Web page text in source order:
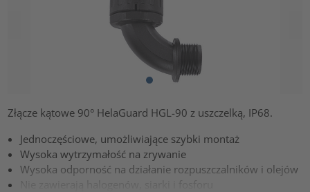
Złącze kątowe 90° HelaGuard HGL-90 z uszczelką, IP68.
Jednoczęściowe, umożliwiające szybki montaż
Wysoka wytrzymałość na zrywanie
Wysoka odporność na działanie rozpuszczalników i olejów
Nie zawierają halogenów, siarki i fosforu